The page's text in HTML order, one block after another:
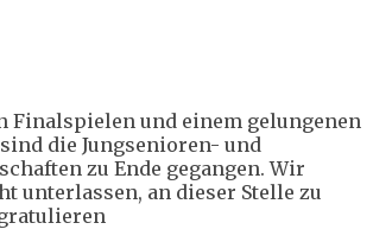
Finalspielen und einem gelungenen
die Jungsenioren- und
zu Ende gegangen. Wir
unterlassen, an dieser Stelle zu